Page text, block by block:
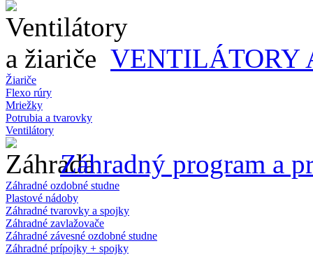
VENTILÁTORY
Žiariče
Flexo rúry
Mriežky
Potrubia a tvarovky
Ventilátory
Záhradný program a
Záhradné ozdobné studne
Plastové nádoby
Záhradné tvarovky a spojky
Záhradné zavlažovače
Záhradné závesné ozdobné studne
Záhradné prípojky + spojky